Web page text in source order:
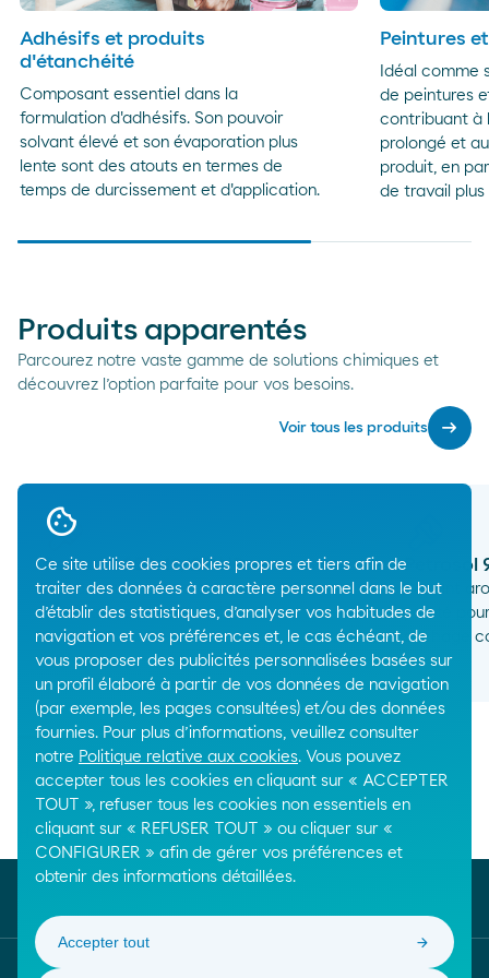
Ce site utilise des cookies propres et tiers afin de
traiter des données à caractère personnel dans le but
d’établir des statistiques, d’analyser vos habitudes de
navigation et vos préférences et, le cas échéant, de
vous proposer des publicités personnalisées basées sur
un profil élaboré à partir de vos données de navigation
(par exemple, les pages consultées) et/ou des données
fournies. Pour plus d’informations, veuillez consulter
notre Politique relative aux cookies. Vous pouvez
accepter tous les cookies en cliquant sur « ACCEPTER
TOUT », refuser tous les cookies non essentiels en
cliquant sur « REFUSER TOUT » ou cliquer sur «
CONFIGURER » afin de gérer vos préférences et
obtenir des informations détaillées.
Accepter tout
Adhésifs et produits
d'étanchéité
Composant essentiel dans la
formulation d'adhésifs. Son pouvoir
solvant élevé et son évaporation plus
lente sont des atouts en termes de
temps de durcissement et d'application.
Peintures
Idéal comme
de peintures
contribuant à
prolongé et
produit, en
de travail plus
Produits apparentés
Parcourez notre vaste gamme de solutions chimiques et
découvrez l’option parfaite pour vos besoins.
Voir tous les produits arrow_right_alt
Petrosol 95A 18/20 ND
Solvant aromatique très puissant à
faible teneur en naphtalènes.
arrow_right_alt
Petrosol
Solvant
pureté
séchage
Breadcrumbs
Home Produits chimiques Solvants